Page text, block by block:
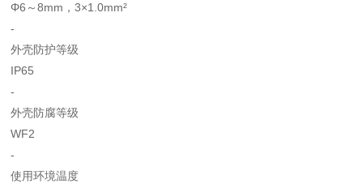
Φ6～8mm，3×1.0mm²
-
外壳防护等级
IP65
-
外壳防腐等级
WF2
-
使用环境温度